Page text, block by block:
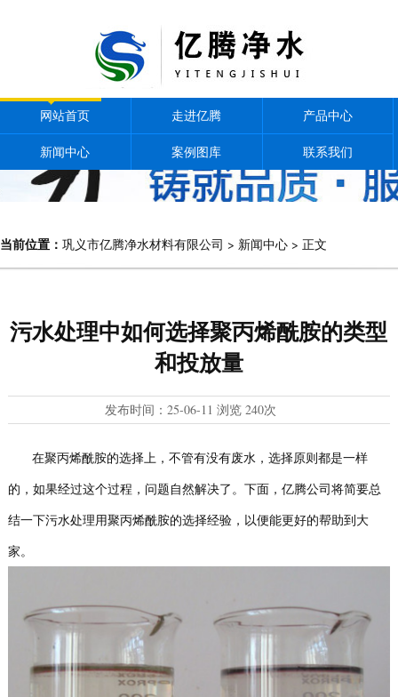
网站首页 走进亿腾 产品中心
新闻中心 案例图库 联系我们
当前位置： 巩义市亿腾净水材料有限公司 > 新闻中心 > 正文
污水处理中如何选择聚丙烯酰胺的类型
和投放量
发布时间：25-06-11浏览240次
在聚丙烯酰胺的选择上，不管有没有废水，选择原则都是一样
的，如果经过这个过程，问题自然解决了。下面，亿腾公司将简要总
结一下污水处理用聚丙烯酰胺的选择经验，以便能更好的帮助到大
家。